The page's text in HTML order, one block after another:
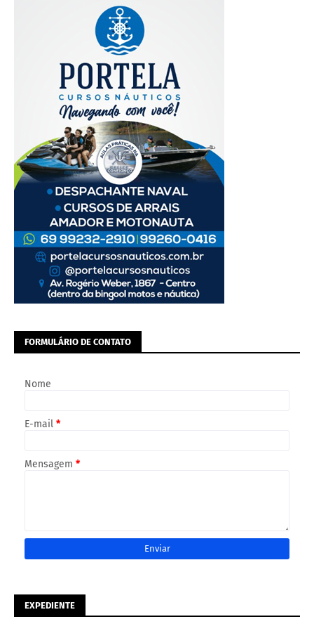
FORMULÁRIO DE CONTATO
Nome
E-mail *
Mensagem *
EXPEDIENTE